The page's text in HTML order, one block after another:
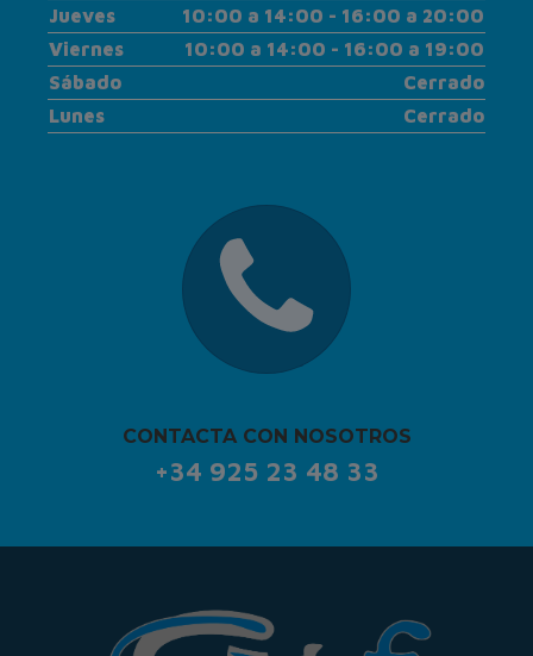
Jueves
10:00 a 14:00 - 16:00 a 20:00
Viernes
10:00 a 14:00 - 16:00 a 19:00
Sábado
Cerrado
Lunes
Cerrado
CONTACTA CON NOSOTROS
+34 925 23 48 33